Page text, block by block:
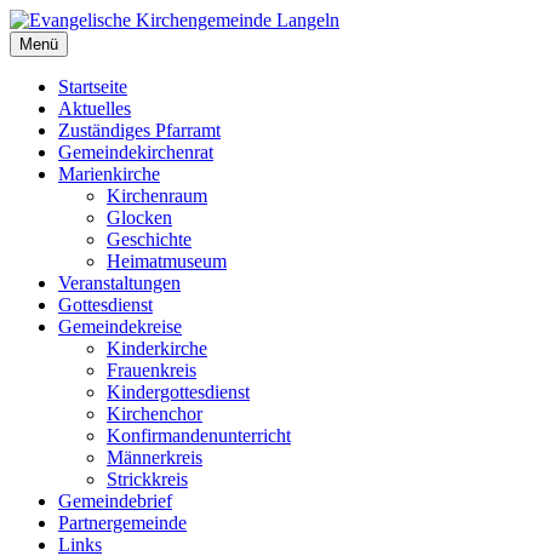
Zum
Inhalt
springen
Evangelische Kirchengemeinde Langeln
Evangelische Kirchengemeinde Langeln
Menü
Startseite
Aktuelles
Zuständiges Pfarramt
Gemeindekirchenrat
Marienkirche
Kirchenraum
Glocken
Geschichte
Heimatmuseum
Veranstaltungen
Gottesdienst
Gemeindekreise
Kinderkirche
Frauenkreis
Kindergottesdienst
Kirchenchor
Konfirmandenunterricht
Männerkreis
Strickkreis
Gemeindebrief
Partnergemeinde
Links